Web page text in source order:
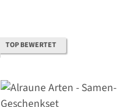
TOP BEWERTET